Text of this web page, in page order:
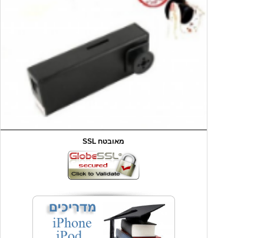
₪59.00
₪90.00 מחיר שוק
כיסוי אחורי לאייפון 4/4S
SSL מאובטח